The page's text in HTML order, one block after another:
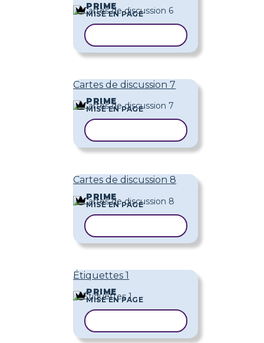
PRIME
MISE EN PAGE
Cartes de discussion 7
PRIME
MISE EN PAGE
Cartes de discussion 8
PRIME
MISE EN PAGE
Étiquettes 1
PRIME
MISE EN PAGE